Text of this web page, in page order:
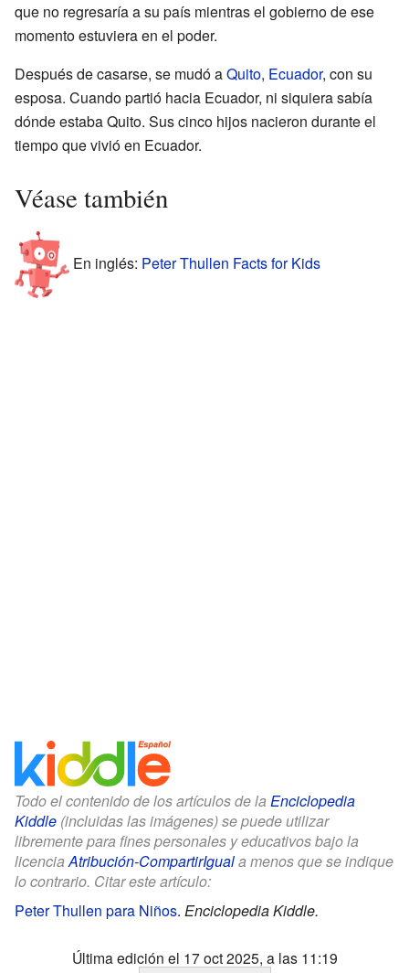
que no regresaría a su país mientras el gobierno de ese
momento estuviera en el poder.
Después de casarse, se mudó aQuito, Ecuador, con su
esposa. Cuando partió hacia Ecuador, ni siquiera sabía
dónde estaba Quito. Sus cinco hijos nacieron durante el
tiempo que vivió en Ecuador.
Véase también
En inglés: Peter Thullen Facts for Kids
Todo el contenido de los artículos de la Enciclopedia
Kiddle (incluidas las imágenes) se puede utilizar
libremente para fines personales y educativos bajo la
licenciaAtribución-CompartirIguala menos que se indique
lo contrario. Citar este artículo:
Peter Thullen para Niños. Enciclopedia Kiddle.
Última edición el 17 oct 2025, a las 11:19